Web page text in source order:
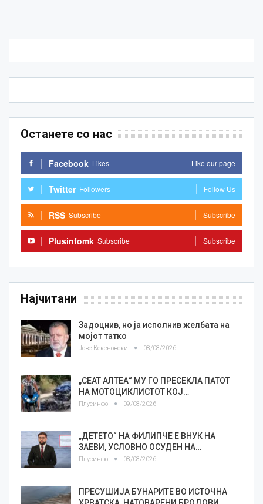
Останете со нас
Facebook Likes Like our page
Twitter Followers Follow Us
RSS Subscribe Subscribe
Plusinfomk Subscribe Subscribe
Најчитани
Задоцнив, но ја исполнив желбата на
мојот татко
Јове Кекеновски 08/08/2026
„СЕАТ АЛТЕА“ МУ ГО ПРЕСЕКЛА ПАТОТ
НА МОТОЦИКЛИСТОТ КОЈ…
Плусинфо 09/08/2026
„ДЕТЕТО“ НА ФИЛИПЧЕ Е ВНУК НА
ЗАЕВИ, УСЛОВНО ОСУДЕН НА…
Плусинфо 08/08/2026
ПРЕСУШИЈА БУНАРИТЕ ВО ИСТОЧНА